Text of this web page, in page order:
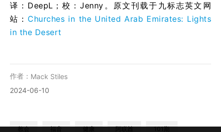
译：DeepL；校：Jenny。原文刊载于九标志英文网
站： Churches in the United Arab Emirates: Lights
in the Desert
作者： Mack Stiles
2024-06-10
教会 福音 健康 阿联酋 101期